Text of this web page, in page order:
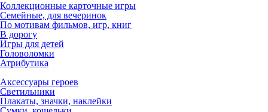
Коллекционные карточные игры
Семейные, для вечеринок
По мотивам фильмов, игр, книг
В дорогу
Игры для детей
Головоломки
Атрибутика
Аксессуары героев
Светильники
Плакаты, значки, наклейки